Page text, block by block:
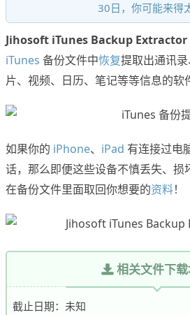
30日，你可能来得
Jihosoft iTunes Backup Extractor
iTunes 备份文件中恢复提取出通讯
片、视频、日历、笔记等等信息的软
如果你的 iPhone、 iPad 有连接过电
话，那么即便这些设备不慎丢失、损
在备份文件里面取回你想要的资料！
相关文件下
截止日期：未知